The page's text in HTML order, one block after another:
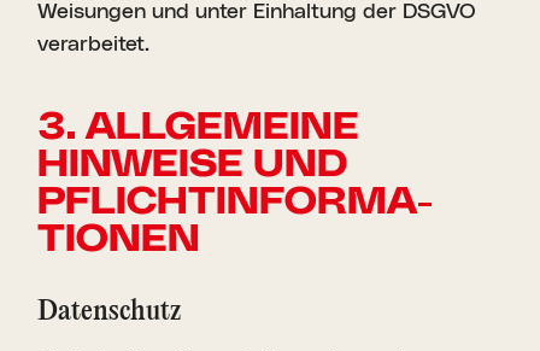
Weisungen und unter Einhaltung der DSGVO
verarbeitet.
3. ALLGE­MEINE
HINWEISE UND
PFLICHT­INFOR­MA­
TIONEN
Daten­schutz